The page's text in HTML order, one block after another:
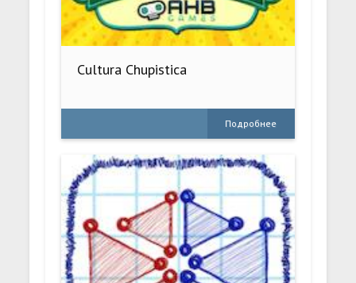
Cultura Chupistica
Подробнее